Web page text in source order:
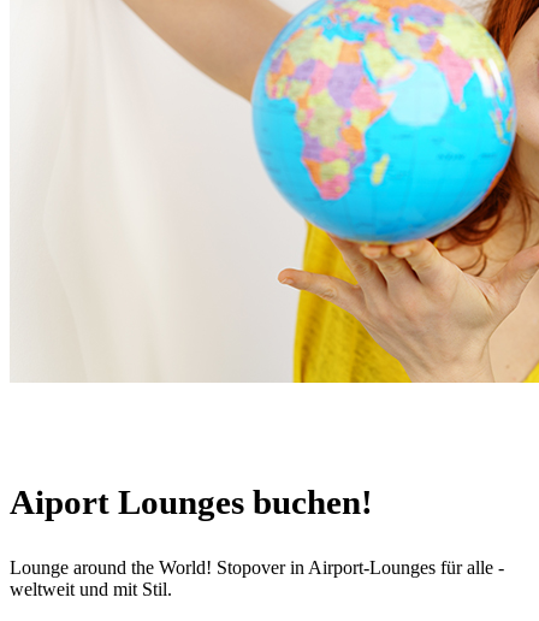
Aiport Lounges buchen!
Lounge around the World! Stopover in Airport-Lounges für alle -
weltweit und mit Stil.